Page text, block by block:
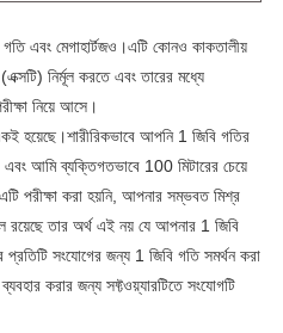
গতি এবং মেগাহার্টজও।এটি কোনও কাকতালীয়
নির্মূল করতে এবং তারের মধ্যে
নিয়ে আসে।
হয়েছে।শারীরিকভাবে আপনি 1 জিবি গতির
আমি ব্যক্তিগতভাবে 100 মিটারের চেয়ে
পরীক্ষা করা হয়নি, আপনার সম্ভবত মিশ্র
তার অর্থ এই নয় যে আপনার 1 জিবি
সংযোগের জন্য 1 জিবি গতি সমর্থন করা
করার জন্য সফ্টওয়্যারটিতে সংযোগটি